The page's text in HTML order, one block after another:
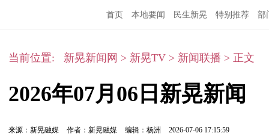
首页 本地要闻 民生新晃 特别推荐 部
当前位置: 新晃新闻网 > 新晃TV > 新闻联播 > 正文
2026年07月06日新晃新闻
来源：新晃融媒 作者：新晃融媒 编辑：杨洲 2026-07-06 17:15:59